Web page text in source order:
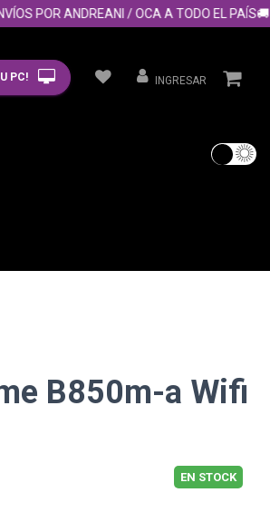
POR ANDREANI / OCA A TODO EL PAÍS🚚
PC! INGRESAR
B850m-a Wifi
EN STOCK